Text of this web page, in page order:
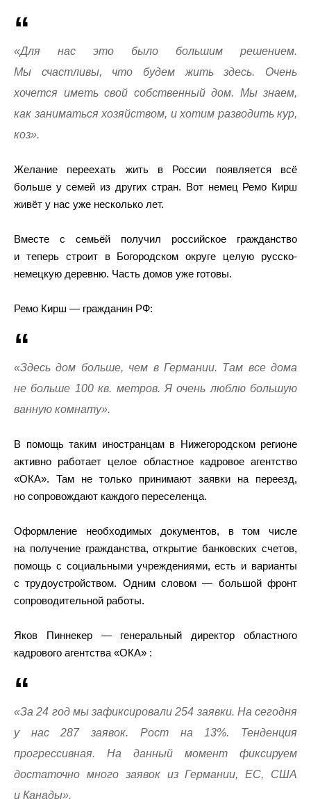
«Для нас это было большим решением.
Мы счастливы, что будем жить здесь. Очень
хочется иметь свой собственный дом. Мы знаем,
как заниматься хозяйством, и хотим разводить кур,
коз».
Желание переехать жить в России появляется всё
больше у семей из других стран. Вот немец Ремо Кирш
живёт у нас уже несколько лет.
Вместе с семьёй получил российское гражданство
и теперь строит в Богородском округе целую русско-
немецкую деревню. Часть домов уже готовы.
Ремо Кирш — гражданин РФ:
«Здесь дом больше, чем в Германии. Там все дома
не больше 100 кв. метров. Я очень люблю большую
ванную комнату».
В помощь таким иностранцам в Нижегородском регионе
активно работает целое областное кадровое агентство
«ОКА». Там не только принимают заявки на переезд,
но сопровождают каждого переселенца.
Оформление необходимых документов, в том числе
на получение гражданства, открытие банковских счетов,
помощь с социальными учреждениями, есть и варианты
с трудоустройством. Одним словом — большой фронт
сопроводительной работы.
Яков Пиннекер — генеральный директор областного
кадрового агентства «ОКА» :
«За 24 год мы зафиксировали 254 заявки. На сегодня
у нас 287 заявок. Рост на 13%. Тенденция
прогрессивная. На данный момент фиксируем
достаточно много заявок из Германии, ЕС, США
и Канады».